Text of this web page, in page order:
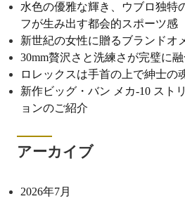
水色の優雅な輝き、ウブロ独特
フが生み出す都会的スポーツ感
新世紀の女性に贈るブランドオ
30mm贅沢さと洗練さが完璧に
ロレックスは手首の上で紳士の
新作ビッグ・バン メカ-10 スト
ョンのご紹介
アーカイブ
2026年7月